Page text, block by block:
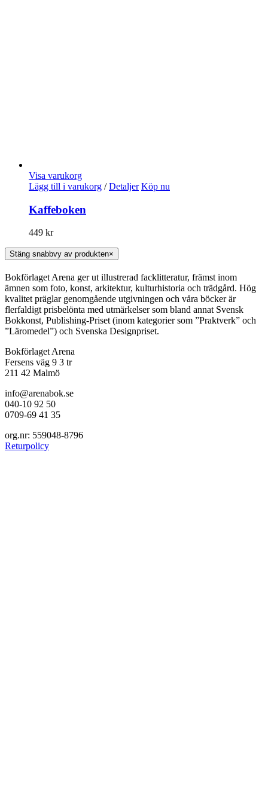
Visa varukorg
Lägg till i varukorg / Detaljer Köp nu
Kaffeboken
449 kr
Stäng snabbvy av produkten×
Bokförlaget Arena ger ut illustrerad facklitteratur, främst inom
ämnen som foto, konst, arkitektur, kulturhistoria och trädgård. Hög
kvalitet präglar genomgående utgivningen och våra böcker är
flerfaldigt prisbelönta med utmärkelser som bland annat Svensk
Bokkonst, Publishing-Priset (inom kategorier som ”Praktverk” och
”Läromedel”) och Svenska Designpriset.
Bokförlaget Arena
Fersens väg 9 3 tr
211 42 Malmö
info@arenabok.se
040-10 92 50
0709-69 41 35
org.nr: 559048-8796
Returpolicy